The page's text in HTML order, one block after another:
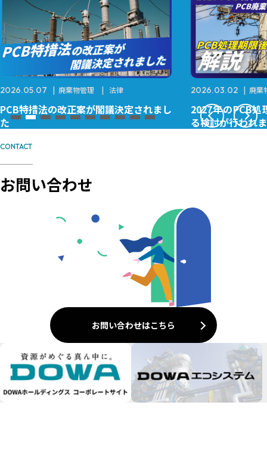
2026.05.07 廃棄物管理 法律
PCB特措法の改正案が閣議決定されまし
た
2026.03.02 廃棄
2027年のPCB
る検討が行われ
CONTACT
お問い合わせ
お問い合わせはこちら